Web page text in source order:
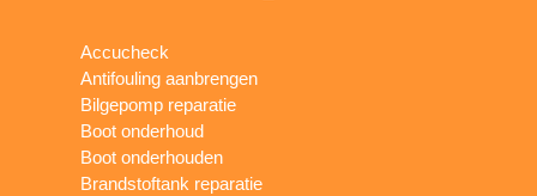
Accucheck
Antifouling aanbrengen
Bilgepomp reparatie
Boot onderhoud
Boot onderhouden
Brandstoftank reparatie